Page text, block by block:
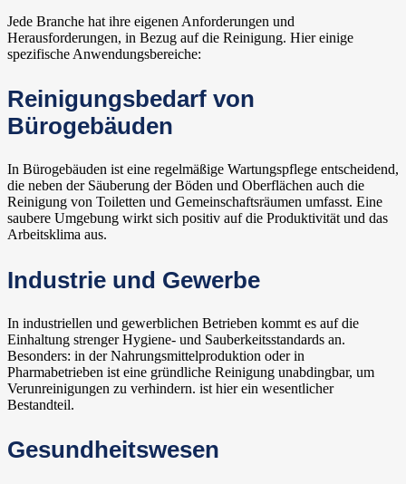
Jede Branche hat ihre eigenen Anforderungen und
Herausforderungen, in Bezug auf die Reinigung. Hier einige
spezifische Anwendungsbereiche:
Reinigungsbedarf von
Bürogebäuden
In Bürogebäuden ist eine regelmäßige Wartungspflege entscheidend,
die neben der Säuberung der Böden und Oberflächen auch die
Reinigung von Toiletten und Gemeinschaftsräumen umfasst. Eine
saubere Umgebung wirkt sich positiv auf die Produktivität und das
Arbeitsklima aus.
Industrie und Gewerbe
In industriellen und gewerblichen Betrieben kommt es auf die
Einhaltung strenger Hygiene- und Sauberkeitsstandards an.
Besonders: in der Nahrungsmittelproduktion oder in
Pharmabetrieben ist eine gründliche Reinigung unabdingbar, um
Verunreinigungen zu verhindern. ist hier ein wesentlicher
Bestandteil.
Gesundheitswesen